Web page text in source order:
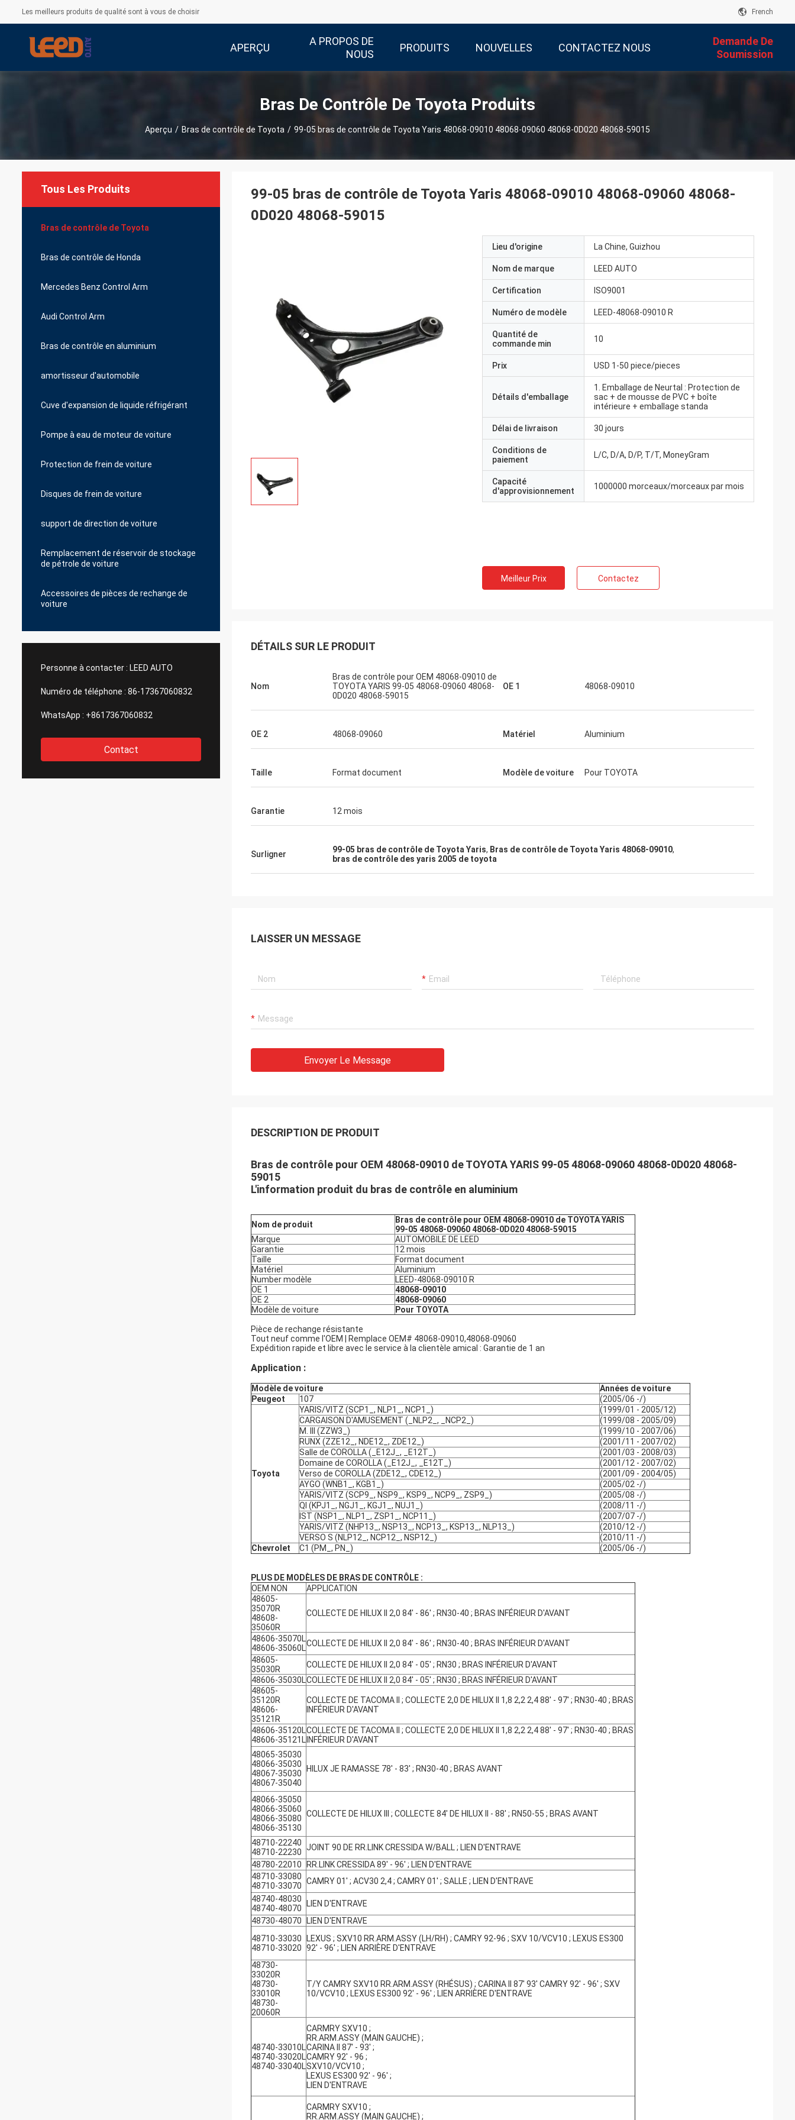
Les meilleurs produits de qualité sont à vous de choisir French
APERÇU
A PROPOS DE
NOUS
PRODUITS NOUVELLES CONTACTEZ NOUS
Demande De
Soumission
Bras De Contrôle De Toyota Produits
Aperçu / Bras de contrôle de Toyota / 99-05 bras de contrôle de Toyota Yaris 48068-09010 48068-09060 48068-0D020 48068-59015
Tous Les Produits
Bras de contrôle de Toyota
Bras de contrôle de Honda
Mercedes Benz Control Arm
Audi Control Arm
Bras de contrôle en aluminium
amortisseur d'automobile
Cuve d'expansion de liquide réfrigérant
Pompe à eau de moteur de voiture
Protection de frein de voiture
Disques de frein de voiture
support de direction de voiture
Remplacement de réservoir de stockage
de pétrole de voiture
Accessoires de pièces de rechange de
voiture
Personne à contacter : LEED AUTO
Numéro de téléphone : 86-17367060832
WhatsApp : +8617367060832
Contact
99-05 bras de contrôle de Toyota Yaris 48068-09010 48068-09060 48068-
0D020 48068-59015
Lieu d'origine La Chine, Guizhou
Nom de marque LEED AUTO
Certification ISO9001
Numéro de modèle LEED-48068-09010 R
Quantité de
commande min
10
Prix USD 1-50 piece/pieces
Détails d'emballage
1. Emballage de Neurtal : Protection de
sac + de mousse de PVC + boîte
intérieure + emballage standa
Délai de livraison 30 jours
Conditions de
paiement
L/C, D/A, D/P, T/T, MoneyGram
Capacité
d'approvisionnement
1000000 morceaux/morceaux par mois
Meilleur Prix Contactez
DÉTAILS SUR LE PRODUIT
Nom
Bras de contrôle pour OEM 48068-09010 de
TOYOTA YARIS 99-05 48068-09060 48068-
0D020 48068-59015
OE 1 48068-09010
OE 2 48068-09060 Matériel Aluminium
Taille Format document Modèle de voiture Pour TOYOTA
Garantie 12 mois
Surligner 99-05 bras de contrôle de Toyota Yaris, Bras de contrôle de Toyota Yaris 48068-09010,
bras de contrôle des yaris 2005 de toyota
LAISSER UN MESSAGE
Envoyer Le Message
DESCRIPTION DE PRODUIT
Bras de contrôle pour OEM 48068-09010 de TOYOTA YARIS 99-05 48068-09060 48068-0D020 48068-
59015
L'information produit du bras de contrôle en aluminium
Nom de produit
Bras de contrôle pour OEM 48068-09010 de TOYOTA YARIS
99-05 48068-09060 48068-0D020 48068-59015
Marque
AUTOMOBILE DE LEED
Garantie
12 mois
Taille
Format document
Matériel
Aluminium
Number modèle
LEED-48068-09010 R
OE 1
48068-09010
OE 2
48068-09060
Modèle de voiture
Pour TOYOTA
Pièce de rechange résistante
Tout neuf comme l'OEM | Remplace OEM# 48068-09010,48068-09060
Expédition rapide et libre avec le service à la clientèle amical : Garantie de 1 an
Application :
Modèle de voiture
Années de voiture
Peugeot
107 (2005/06 -/)
Toyota
YARIS/VITZ (SCP1_, NLP1_, NCP1_)
(1999/01 - 2005/12)
CARGAISON D'AMUSEMENT (_NLP2_, _NCP2_)
(1999/08 - 2005/09)
M. III (ZZW3_)
(1999/10 - 2007/06)
RUNX (ZZE12_, NDE12_, ZDE12_)
(2001/11 - 2007/02)
Salle de COROLLA (_E12J_, _E12T_)
(2001/03 - 2008/03)
Domaine de COROLLA (_E12J_, _E12T_)
(2001/12 - 2007/02)
Verso de COROLLA (ZDE12_, CDE12_)
(2001/09 - 2004/05)
AYGO (WNB1_, KGB1_)
(2005/02 -/)
YARIS/VITZ (SCP9_, NSP9_, KSP9_, NCP9_, ZSP9_)
(2005/08 -/)
QI (KPJ1_, NGJ1_, KGJ1_, NUJ1_)
(2008/11 -/)
IST (NSP1_, NLP1_, ZSP1_, NCP11_)
(2007/07 -/)
YARIS/VITZ (NHP13_, NSP13_, NCP13_, KSP13_, NLP13_)
(2010/12 -/)
VERSO S (NLP12_, NCP12_, NSP12_)
(2010/11 -/)
Chevrolet
C1 (PM_, PN_) (2005/06 -/)
PLUS DE MODÈLES DE BRAS DE CONTRÔLE :
OEM NON
APPLICATION
48605-
35070R
48608-
35060R
COLLECTE DE HILUX II 2,0 84' - 86' ; RN30-40 ; BRAS INFÉRIEUR D'AVANT
48606-35070L
48606-35060LCOLLECTE DE HILUX II 2,0 84' - 86' ; RN30-40 ; BRAS INFÉRIEUR D'AVANT
48605-
35030R
COLLECTE DE HILUX II 2,0 84' - 05' ; RN30 ; BRAS INFÉRIEUR D'AVANT
48606-35030LCOLLECTE DE HILUX II 2,0 84' - 05' ; RN30 ; BRAS INFÉRIEUR D'AVANT
48605-
35120R
48606-
35121R
COLLECTE DE TACOMA II ; COLLECTE 2,0 DE HILUX II 1,8 2,2 2,4 88' - 97' ; RN30-40 ; BRAS
INFÉRIEUR D'AVANT
48606-35120L
48606-35121L
COLLECTE DE TACOMA II ; COLLECTE 2,0 DE HILUX II 1,8 2,2 2,4 88' - 97' ; RN30-40 ; BRAS
INFÉRIEUR D'AVANT
48065-35030
48066-35030
48067-35030
48067-35040
HILUX JE RAMASSE 78' - 83' ; RN30-40 ; BRAS AVANT
48066-35050
48066-35060
48066-35080
48066-35130
COLLECTE DE HILUX III ; COLLECTE 84' DE HILUX II - 88' ; RN50-55 ; BRAS AVANT
48710-22240
48710-22230 JOINT 90 DE RR.LINK CRESSIDA W/BALL ; LIEN D'ENTRAVE
48780-22010
RR.LINK CRESSIDA 89' - 96' ; LIEN D'ENTRAVE
48710-33080
48710-33070 CAMRY 01' ; ACV30 2,4 ; CAMRY 01' ; SALLE ; LIEN D'ENTRAVE
48740-48030
48740-48070
LIEN D'ENTRAVE
48730-48070
LIEN D'ENTRAVE
48710-33030
48710-33020
LEXUS ; SXV10 RR.ARM.ASSY (LH/RH) ; CAMRY 92-96 ; SXV 10/VCV10 ; LEXUS ES300
92' - 96' ; LIEN ARRIÈRE D'ENTRAVE
48730-
33020R
48730-
33010R
48730-
20060R
T/Y CAMRY SXV10 RR.ARM.ASSY (RHÉSUS) ; CARINA II 87' 93' CAMRY 92' - 96' ; SXV
10/VCV10 ; LEXUS ES300 92' - 96' ; LIEN ARRIÈRE D'ENTRAVE
48740-33010L
48740-33020L
48740-33040L
CARMRY SXV10 ;
RR.ARM.ASSY (MAIN GAUCHE) ;
CARINA II 87' - 93' ;
CAMRY 92' - 96 ;
SXV10/VCV10 ;
LEXUS ES300 92' - 96' ;
LIEN D'ENTRAVE
CARMRY SXV10 ;
RR.ARM.ASSY (MAIN GAUCHE) ;